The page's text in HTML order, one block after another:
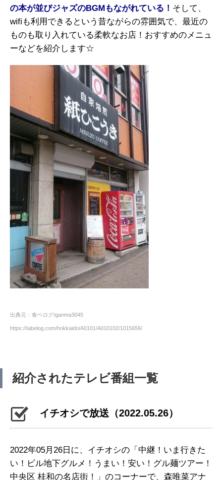
の本が並びジャズのBGMもながれている！ そして、
wifiも利用できるという昔ながらの雰囲気で、最近の
ものも取り入れている柔軟なお店！おすすめのメニュ
ーなどを紹介します☆
出典元：食ベログ/ganma3045
https://tabelog.com/hokkaido/A0101/A010102/1015656/
紹介されたテレビ番組一覧
イチオシで放送（2022.05.26）
2022年05月26日に、イチオシの「中継！いま行きた
い！ビル地下グルメ！うまい！安い！グル麺ツアー！
中央区 桂和の名店街！」のコーナーで、森唯菜アナ